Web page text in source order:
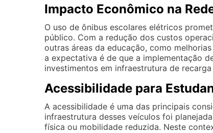
Impacto Econômico na
O uso de ônibus escolares elétricos
público. Com a redução dos custos
outras áreas da educação, como
a expectativa é de que a implementação
investimentos em infraestrutura de
Acessibilidade para
A acessibilidade é uma das principais
infraestrutura desses veículos foi
física ou mobilidade reduzida. Neste